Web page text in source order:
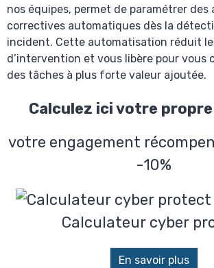
nos équipes, permet de paramétrer des
correctives automatiques dès la
incident. Cette automatisation réduit
d’intervention et vous libère pour vous
des tâches à plus forte valeur ajoutée.
Calculez ici votre
votre engagement
-10%
Calculateur cyber
En savoir plus